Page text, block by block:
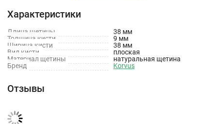
Тип кисть: плоская
Толщина, мм: 9
Ширина, мм: 38
Ширина (дюйм): 1 1/2
Щетина6 натуральная
Характеристики
Длина щетины
38 мм
Толщина кисти
9 мм
Ширина кисти
38 мм
Вид кисти
плоская
Материал щетины
натуральная щетина
Бренд
Korvus
Отзывы